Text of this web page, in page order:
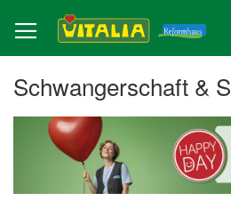
zum
Inhalt
Schwangerschaft &